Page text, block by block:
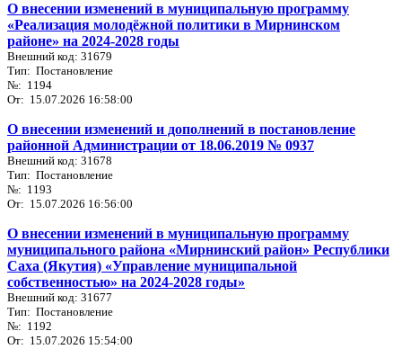
О внесении изменений в муниципальную программу
«Реализация молодёжной политики в Мирнинском
районе» на 2024-2028 годы
Внешний код: 31679
Тип: Постановление
№: 1194
От: 15.07.2026 16:58:00
О внесении изменений и дополнений в постановление
районной Администрации от 18.06.2019 № 0937
Внешний код: 31678
Тип: Постановление
№: 1193
От: 15.07.2026 16:56:00
О внесении изменений в муниципальную программу
муниципального района «Мирнинский район» Республики
Саха (Якутия) «Управление муниципальной
собственностью» на 2024-2028 годы»
Внешний код: 31677
Тип: Постановление
№: 1192
От: 15.07.2026 15:54:00